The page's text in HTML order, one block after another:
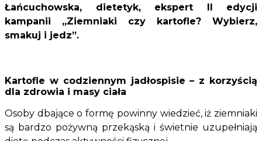
Łańcuchowska, dietetyk, ekspert
II edycji
kampanii „Ziemniaki czy kartofle? Wybierz,
smakuj i jedz”.
Kartofle w codziennym jadłospisie – z korzyścią
dla zdrowia i masy ciała
Osoby dbające o formę powinny wiedzieć, iż ziemniaki
są bardzo pożywną przekąską i świetnie uzupełniają